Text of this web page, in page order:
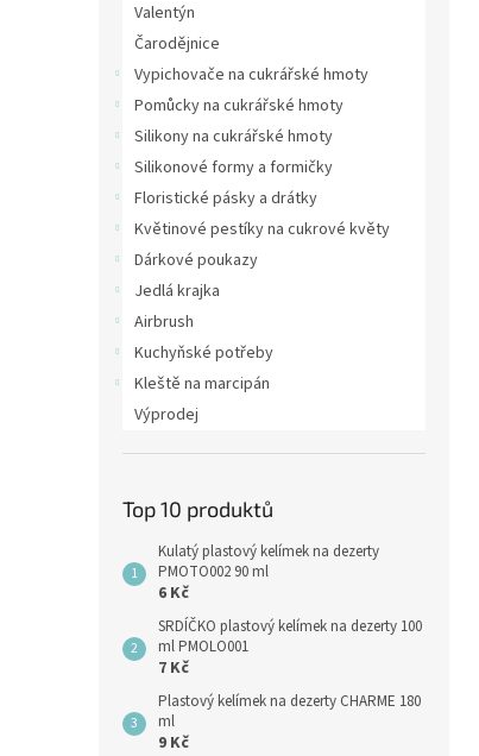
Valentýn
Čarodějnice
Vypichovače na cukrářské hmoty
Pomůcky na cukrářské hmoty
Silikony na cukrářské hmoty
Silikonové formy a formičky
Floristické pásky a drátky
Květinové pestíky na cukrové květy
Dárkové poukazy
Jedlá krajka
Airbrush
Kuchyňské potřeby
Kleště na marcipán
Výprodej
Top 10 produktů
Kulatý plastový kelímek na dezerty
PMOTO002 90 ml
6 Kč
SRDÍČKO plastový kelímek na dezerty 100
ml PMOLO001
7 Kč
Plastový kelímek na dezerty CHARME 180
ml
9 Kč